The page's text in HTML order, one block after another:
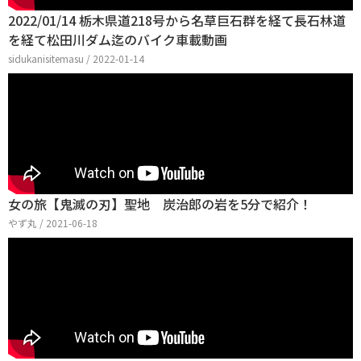
2022/01/14 栃木県道218号から名草巨石群を経て長石林道
を経て松田川ダム迄のバイク車載動画
sidukanisitemasu / 2022-01-14
女の旅【鬼滅の刃】聖地 炭治郎の岩を5分で紹介！
やず丸 / 2021-06-18